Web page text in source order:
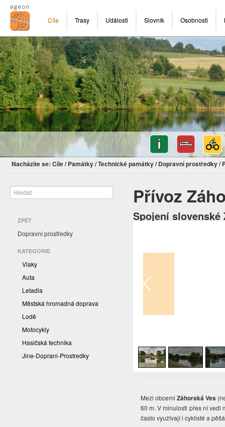
Cíle Trasy Události Slovník Osobnosti
Nacházíte se: Cíle/ Památky/Technické památky/ Dopravní prostředky/
ZPĚT
Dopravní prostředky
KATEGORIE
Vlaky
Auta
Letadla
Městská hromadná doprava
Lodě
Motocykly
Hasičská technika
Jine-Doprani-Prostredky
Přívoz
Spojení slovenské
Mezi obcemiZáhorská Ves
60 m. V minulosti přes ní vedl
často využívají i cyklisté a